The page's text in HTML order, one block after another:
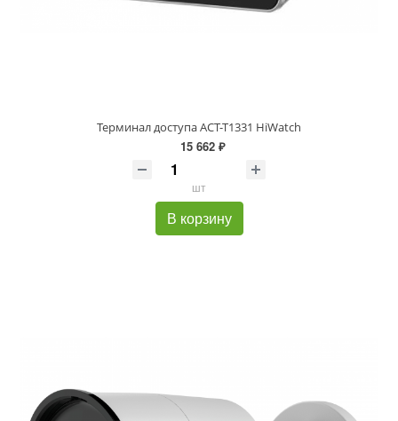
Терминал доступа ACT-T1331 HiWatch
15 662 ₽
шт
В корзину